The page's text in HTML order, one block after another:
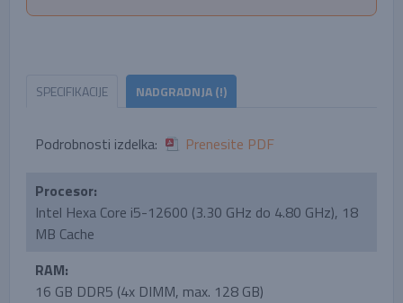
SPECIFIKACIJE NADGRADNJA (!)
Podrobnosti izdelka: Prenesite PDF
Procesor:
Intel Hexa Core i5-12600 (3.30 GHz do 4.80 GHz), 18
MB Cache
RAM:
16 GB DDR5 (4x DIMM, max. 128 GB)